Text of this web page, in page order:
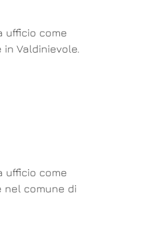
ufficio come
Valdinievole.
ufficio come
nel comune di